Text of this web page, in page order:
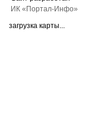
ИК «Портал-Инфо»
загрузка карты...